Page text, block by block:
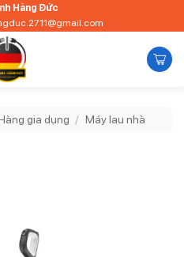
Hàng Đức
gia dụng / Máy lau nhà